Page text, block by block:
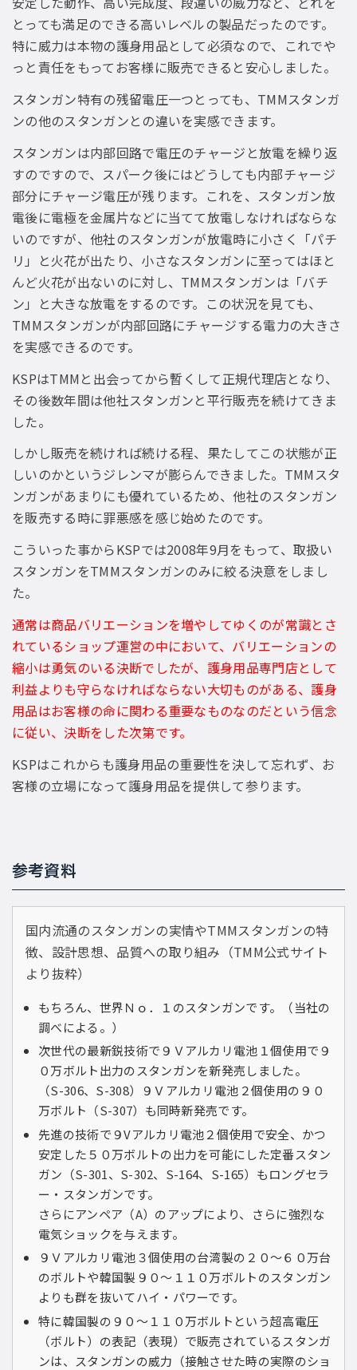
とっても満足のできる高いレベルの製品だったのです。
特に威力は本物の護身用品として必須なので、これでや
っと責任をもってお客様に販売できると安心しました。
スタンガン特有の残留電圧一つとっても、TMMスタンガ
ンの他のスタンガンとの違いを実感できます。
スタンガンは内部回路で電圧のチャージと放電を繰り返
すのですので、スパーク後にはどうしても内部チャージ
部分にチャージ電圧が残ります。これを、スタンガン放
電後に電極を金属片などに当てて放電しなければならな
いのですが、他社のスタンガンが放電時に小さく「パチ
リ」と火花が出たり、小さなスタンガンに至ってはほと
んど火花が出ないのに対し、TMMスタンガンは「バチ
ン」と大きな放電をするのです。この状況を見ても、
TMMスタンガンが内部回路にチャージする電力の大きさ
を実感できるのです。
KSPはTMMと出会ってから暫くして正規代理店となり、
その後数年間は他社スタンガンと平行販売を続けてきま
した。
しかし販売を続ければ続ける程、果たしてこの状態が正
しいのかというジレンマが膨らんできました。TMMスタ
ンガンがあまりにも優れているため、他社のスタンガン
を販売する時に罪悪感を感じ始めたのです。
こういった事からKSPでは2008年9月をもって、取扱い
スタンガンをTMMスタンガンのみに絞る決意をしまし
た。
通常は商品バリエーションを増やしてゆくのが常識とさ
れているショップ運営の中において、バリエーションの
縮小は勇気のいる決断でしたが、護身用品専門店として
利益よりも守らなければならない大切ものがある、護身
用品はお客様の命に関わる重要なものなのだという信念
に従い、決断をした次第です。
KSPはこれからも護身用品の重要性を決して忘れず、お
客様の立場になって護身用品を提供して参ります。
参考資料
国内流通のスタンガンの実情やTMMスタンガンの特
徴、設計思想、品質への取り組み（TMM公式サイト
より抜粋）
もちろん、世界Ｎｏ．１のスタンガンです。（当社の
調べによる。）
次世代の最新鋭技術で９Ｖアルカリ電池１個使用で９
０万ボルト出力のスタンガンを新発売しました。
（S-306、S-308）９Ｖアルカリ電池２個使用の９０
万ボルト（S-307）も同時新発売です。
先進の技術で９Vアルカリ電池２個使用で安全、かつ
安定した５０万ボルトの出力を可能にした定番スタン
ガン（S-301、S-302、S-164、S-165）もロングセラ
ー・スタンガンです。
さらにアンペア（A）のアップにより、さらに強烈な
電気ショックを与えます。
９Ｖアルカリ電池３個使用の台湾製の２０〜６０万台
のボルトや韓国製９０〜１１０万ボルトのスタンガン
よりも群を抜いてハイ・パワーです。
特に韓国製の９０〜１１０万ボルトという超高電圧
（ボルト）の表記（表現）で販売されているスタンガ
ンは、スタンガンの威力（接触させた時の実際のショ